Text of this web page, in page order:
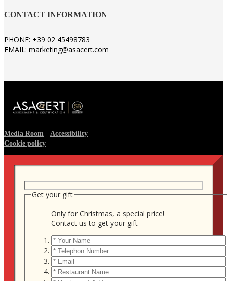
CONTACT INFORMATION
PHONE: +39 02 45498783
EMAIL: marketing@asacert.com
Media Room - Accessibility
Cookie policy
Get your gift
Only for Christmas, a special price!
Contact us to get your gift